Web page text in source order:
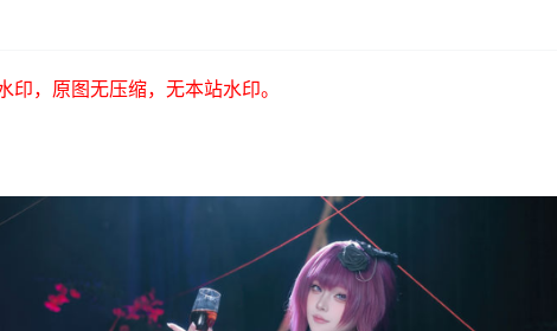
印，原图无压缩，无本站水印。